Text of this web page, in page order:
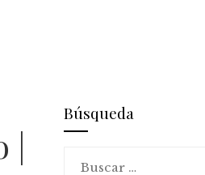
|
Búsqueda